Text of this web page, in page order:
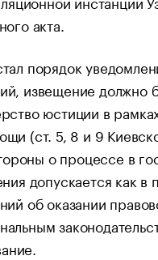
акта.
порядок
извещение должно
юстиции в
(ст. 5, 8 и 9
о процессе в
допускается как в
об оказании